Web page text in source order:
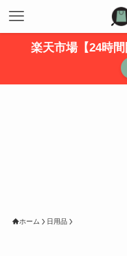
楽天市場【24時
ホーム 日用品